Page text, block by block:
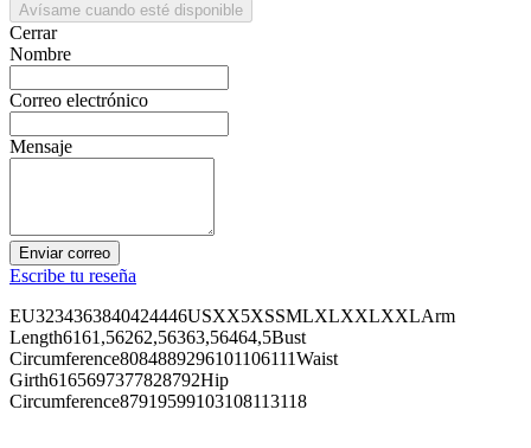
Avísame cuando esté disponible
Cerrar
Nombre
Correo electrónico
Mensaje
Enviar correo
Escribe tu reseña
EU3234363840424446USXX5XSSMLXLXXLXXLArm
Length6161,56262,56363,56464,5Bust
Circumference8084889296101106111Waist
Girth6165697377828792Hip
Circumference87919599103108113118